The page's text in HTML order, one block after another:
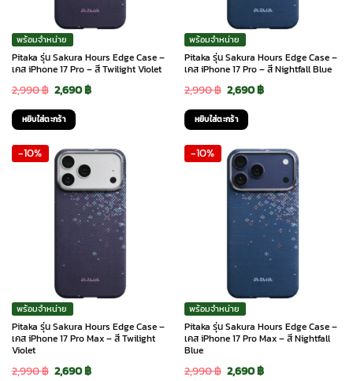
พร้อมจำหน่าย
Pitaka รุ่น Sakura Hours Edge Case –
เคส iPhone 17 Pro – สี Twilight Violet
2,990฿ Original
price
was:
2,990 ฿.
2,690฿Current
2,690 ฿.
หยิบใส่ตะกร้า
พร้อมจำหน่าย
Pitaka รุ่น Sakura Hours Edge Case –
เคส iPhone 17 Pro – สี Nightfall Blue
2,990฿ Original
price
was:
2,990 ฿.
2,690฿Current
2,690 ฿.
หยิบใส่ตะกร้า
-10%
พร้อมจำหน่าย
Pitaka รุ่น Sakura Hours Edge Case –
เคส iPhone 17 Pro Max – สี Twilight
Violet
2,990฿ Original
2,690฿Current
-10%
พร้อมจำหน่าย
Pitaka รุ่น Sakura Hours Edge Case –
เคส iPhone 17 Pro Max – สี Nightfall
Blue
2,990฿ Original
2,690฿Current